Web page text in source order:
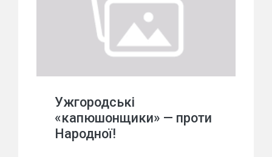
Ужгородські
«капюшонщики» — проти
Народної!